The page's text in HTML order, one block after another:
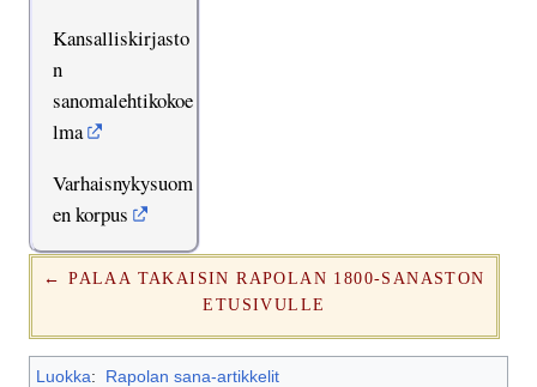
Kansalliskirjasto
n
sanomalehtikokoe
lma
Varhaisnykysuom
en korpus
← PALAA TAKAISIN RAPOLAN 1800-SANASTON
ETUSIVULLE
Luokka: Rapolan sana-artikkelit